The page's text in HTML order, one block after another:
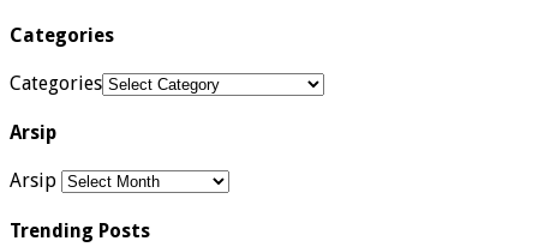
Categories
Categories
Arsip
Arsip
Trending Posts